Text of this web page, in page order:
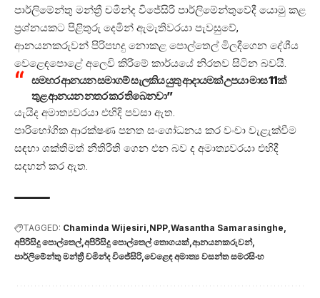
පාර්ලිමේන්තු මන්ත්‍රී චමින්ද විජේසිරි පාර්ලිමේන්තුවේදී යොමු කළ
ප්‍රශ්නයකට පිළිතුරු දෙමින් ඇමැතිවරයා පැවසුවේ,
ආනයනකරුවන් පිරිපහදු නොකළ පොල්තෙල් මිලදීගෙන දේශීය
වෙළෙඳපොළේ අලෙවි කිරීමේ කාර්යයේ නිරතව සිටින බවයි.
සමහර ආනයන සමාගම් සැලකිය යුතු ආදායමක් උපයා මාස 11ක්
තුළ ආනයන නතර කර තිබෙනවා”
යැයිද අමාත්‍යවරයා එහිදි පවසා ඇත.
පාරිභෝගික ආරක්ෂණ පනත සංශෝධනය කර වංචා වැළැක්වීම
සඳහා ශක්තිමත් නීතිරීති ගෙන එන බව ද අමාත්‍යවරයා එහිදී
සදහන් කර ඇත.
TAGGED: Chaminda Wijesiri NPP Wasantha Samarasinghe
අපිරිසිදු පොල්තෙල් අපිරිසිදු පොල්තෙල් තොගයක් ආනයනකරුවන්
පාර්ලිමේන්තු මන්ත්‍රී චමින්ද විජේසිරි වෙළෙඳ අමාත්‍ය වසන්ත සමරසිංහ